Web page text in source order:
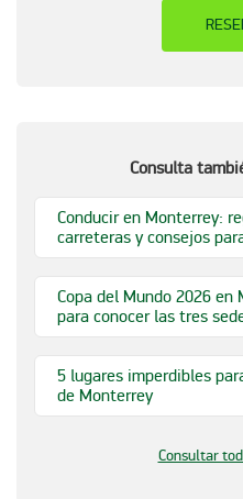
Consulta
Conducir en Monterrey:
carreteras y consejos
Copa del Mundo 2026
para conocer las tres
5 lugares imperdibles
de Monterrey
Consultar